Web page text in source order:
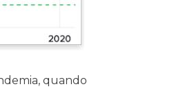
quando